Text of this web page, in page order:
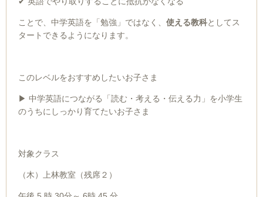
ことで、中学英語を「勉強」ではなく、 使える教科としてス
タートできるようになります。
このレベルをおすすめしたいお子さま
▶ 中学英語につながる「読む・考える・伝える力」を小学生
のうちにしっかり育てたいお子さま
対象クラス
（木）上林教室（残席２）